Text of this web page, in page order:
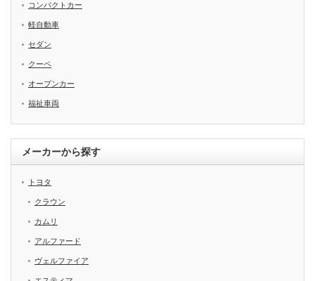
コンパクトカー
軽自動車
セダン
クーペ
オープンカー
福祉車両
メーカーから探す
トヨタ
クラウン
カムリ
アルファード
ヴェルファイア